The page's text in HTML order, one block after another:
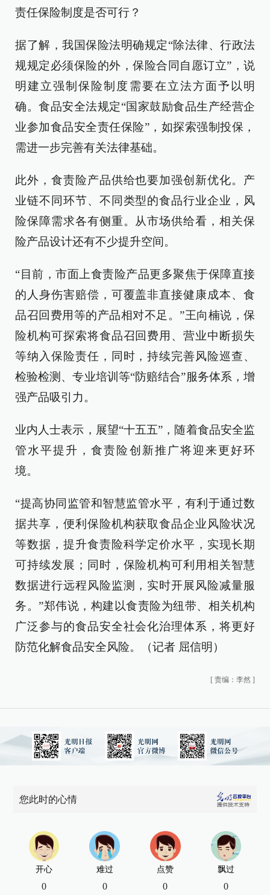
责任保险制度是否可行？
据了解，我国保险法明确规定“除法律、行政法
规规定必须保险的外，保险合同自愿订立”，说
明建立强制保险制度需要在立法方面予以明
确。食品安全法规定“国家鼓励食品生产经营企
业参加食品安全责任保险”，如探索强制投保，
需进一步完善有关法律基础。
此外，食责险产品供给也要加强创新优化。产
业链不同环节、不同类型的食品行业企业，风
险保障需求各有侧重。从市场供给看，相关保
险产品设计还有不少提升空间。
“目前，市面上食责险产品更多聚焦于保障直接
的人身伤害赔偿，可覆盖非直接健康成本、食
品召回费用等的产品相对不足。”王向楠说，保
险机构可探索将食品召回费用、营业中断损失
等纳入保险责任，同时，持续完善风险巡查、
检验检测、专业培训等“防赔结合”服务体系，增
强产品吸引力。
业内人士表示，展望“十五五”，随着食品安全监
管水平提升，食责险创新推广将迎来更好环
境。
“提高协同监管和智慧监管水平，有利于通过数
据共享，便利保险机构获取食品企业风险状况
等数据，提升食责险科学定价水平，实现长期
可持续发展；同时，保险机构可利用相关智慧
数据进行远程风险监测，实时开展风险减量服
务。”郑伟说，构建以食责险为纽带、相关机构
广泛参与的食品安全社会化治理体系，将更好
防范化解食品安全风险。（记者 屈信明）
[ 责编：李然 ]
您此时的心情
开心
0
难过
0
点赞
0
飘过
0